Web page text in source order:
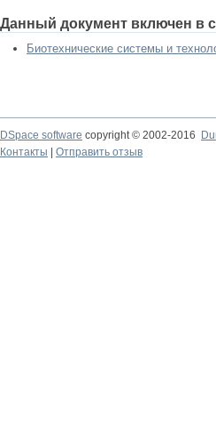
Данный документ включен в
Биотехнические системы и
DSpace software copyright © 2002-2016
Контакты
Отправить отзыв